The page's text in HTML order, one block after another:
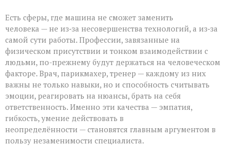
Есть сферы, где машина не сможет заменить
человека — не из‑за несовершенства технологий, а из‑за
самой сути работы. Профессии, завязанные на
физическом присутствии и тонком взаимодействии с
людьми, по-прежнему будут держаться на человеческом
факторе. Врач, парикмахер, тренер — каждому из них
важны не только навыки, но и способность считывать
эмоции, реагировать на нюансы, брать на себя
ответственность. Именно эти качества — эмпатия,
гибкость, умение действовать в
неопределённости — становятся главным аргументом в
пользу незаменимости специалиста.